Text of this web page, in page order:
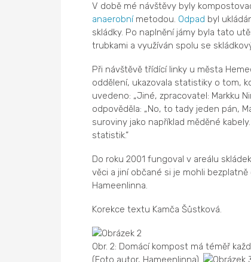
V době mé návštěvy byly
anaerobnímetodou. Odpad byl
skládky. Po naplnění jámy byla tato
trubkami a využíván spolu se
Při návštěvě třídící linky u města
oddělení, ukazovala statistiky o tom,
uvedeno: „Jiné, zpracovatel: Markku
odpověděla: „No, to tady jeden pán,
suroviny jako například měděné
statistik.”
Do roku 2001 fungoval v areálu
věci a jiní občané si je mohli
Hameenlinna.
Korekce textu Kamča Šůstková.
Obr. 2: Domácí kompost má téměř
(Foto autor, Hameenlinna).